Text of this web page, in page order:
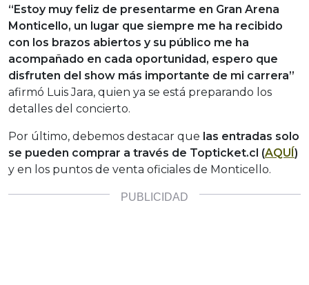
“Estoy muy feliz de presentarme en Gran Arena
Monticello, un lugar que siempre me ha recibido
con los brazos abiertos y su público me ha
acompañado en cada oportunidad, espero que
disfruten del show más importante de mi carrera”
afirmó Luis Jara, quien ya se está preparando los
detalles del concierto.
Por último, debemos destacar que las entradas solo
se pueden comprar a través de Topticket.cl (AQUÍ )
y en los puntos de venta oficiales de Monticello.